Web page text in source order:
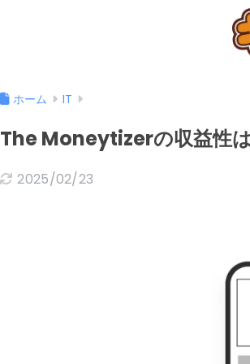
ホーム IT
The Moneytizerの収益性
2025/02/23